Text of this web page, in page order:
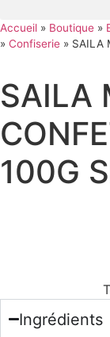
Accueil » Boutique »
» Confiserie » SAILA
SAILA
100G
Ingrédients